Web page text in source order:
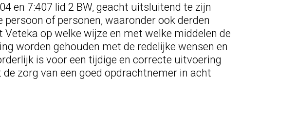
en 7:407 lid 2 BW, geacht uitsluitend te zijn
of personen, waaronder ook derden
op welke wijze en met welke middelen de
worden gehouden met de redelijke wensen en
is voor een tijdige en correcte uitvoering
zorg van een goed opdrachtnemer in acht